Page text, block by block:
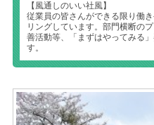
【風通しのいい社風】
従業員の皆さんができる限り働
リングしています。部門横断の
善活動等、「まずはやってみる
す。